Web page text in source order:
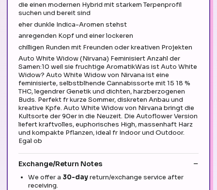
die einen modernen Hybrid mit starkem Terpenprofil
suchen und bereit sind
eher dunkle Indica-Aromen stehst
anregenden Kopf und einer lockeren
chilligen Runden mit Freunden oder kreativen Projekten
Auto White Widow (Nirvana) Feminisiert Anzahl der
Samen:10 weil sie fruchtige AromatikWas ist Auto White
Widow? Auto White Widow von Nirvana ist eine
feminisierte, selbstblhende Cannabissorte mit 15 18 %
THC, legendrer Genetik und dichten, harzberzogenen
Buds. Perfekt fr kurze Sommer, diskreten Anbau und
kreative Kpfe. Auto White Widow von Nirvana bringt die
Kultsorte der 90er in die Neuzeit. Die Autoflower Version
liefert kraftvolles, euphorisches High, massenhaft Harz
und kompakte Pflanzen, ideal fr Indoor und Outdoor.
Egal ob
Exchange/Return Notes
We offer a 30-dayreturn/exchange service after
receiving.